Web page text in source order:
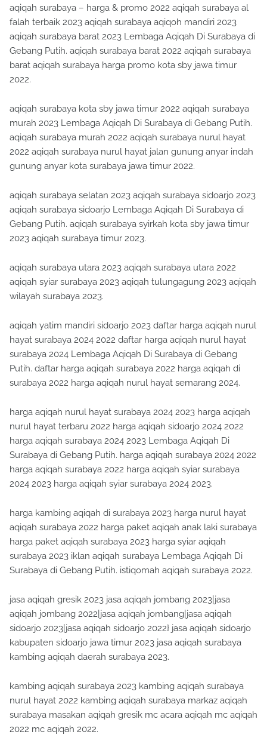
aqiqah surabaya – harga & promo 2022 aqiqah surabaya al
falah terbaik 2023 aqiqah surabaya aqiqoh mandiri 2023
aqiqah surabaya barat 2023 Lembaga Aqiqah Di Surabaya di
Gebang Putih. aqiqah surabaya barat 2022 aqiqah surabaya
barat aqiqah surabaya harga promo kota sby jawa timur
2022.
aqiqah surabaya kota sby jawa timur 2022 aqiqah surabaya
murah 2023 Lembaga Aqiqah Di Surabaya di Gebang Putih.
aqiqah surabaya murah 2022 aqiqah surabaya nurul hayat
2022 aqiqah surabaya nurul hayat jalan gunung anyar indah
gunung anyar kota surabaya jawa timur 2022.
aqiqah surabaya selatan 2023 aqiqah surabaya sidoarjo 2023
aqiqah surabaya sidoarjo Lembaga Aqiqah Di Surabaya di
Gebang Putih. aqiqah surabaya syirkah kota sby jawa timur
2023 aqiqah surabaya timur 2023.
aqiqah surabaya utara 2023 aqiqah surabaya utara 2022
aqiqah syiar surabaya 2023 aqiqah tulungagung 2023 aqiqah
wilayah surabaya 2023.
aqiqah yatim mandiri sidoarjo 2023 daftar harga aqiqah nurul
hayat surabaya 2024 2022 daftar harga aqiqah nurul hayat
surabaya 2024 Lembaga Aqiqah Di Surabaya di Gebang
Putih. daftar harga aqiqah surabaya 2022 harga aqiqah di
surabaya 2022 harga aqiqah nurul hayat semarang 2024.
harga aqiqah nurul hayat surabaya 2024 2023 harga aqiqah
nurul hayat terbaru 2022 harga aqiqah sidoarjo 2024 2022
harga aqiqah surabaya 2024 2023 Lembaga Aqiqah Di
Surabaya di Gebang Putih. harga aqiqah surabaya 2024 2022
harga aqiqah surabaya 2022 harga aqiqah syiar surabaya
2024 2023 harga aqiqah syiar surabaya 2024 2023.
harga kambing aqiqah di surabaya 2023 harga nurul hayat
aqiqah surabaya 2022 harga paket aqiqah anak laki surabaya
harga paket aqiqah surabaya 2023 harga syiar aqiqah
surabaya 2023 iklan aqiqah surabaya Lembaga Aqiqah Di
Surabaya di Gebang Putih. istiqomah aqiqah surabaya 2022.
jasa aqiqah gresik 2023 jasa aqiqah jombang 2023|jasa
aqiqah jombang 2022|jasa aqiqah jombang|jasa aqiqah
sidoarjo 2023|jasa aqiqah sidoarjo 2022} jasa aqiqah sidoarjo
kabupaten sidoarjo jawa timur 2023 jasa aqiqah surabaya
kambing aqiqah daerah surabaya 2023.
kambing aqiqah surabaya 2023 kambing aqiqah surabaya
nurul hayat 2022 kambing aqiqah surabaya markaz aqiqah
surabaya masakan aqiqah gresik mc acara aqiqah mc aqiqah
2022 mc aqiqah 2022.